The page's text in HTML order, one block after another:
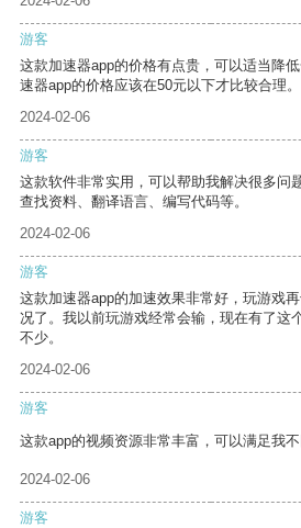
游客
这款加速器app的价格有点贵，可以适当降
速器app的价格应该在50元以下才比较合理。
2024-02-06
游客
这款软件非常实用，可以帮助我解决很多问
查找资料、翻译语言、编写代码等。
2024-02-06
游客
这款加速器app的加速效果非常好，玩游戏
况了。我以前玩游戏经常会输，现在有了这
不少。
2024-02-06
游客
这款app的视频资源非常丰富，可以满足我不
2024-02-06
游客